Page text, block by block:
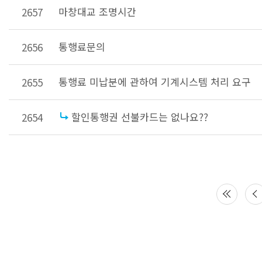
2657 마창대교 조명시간
2656 통행료문의
2655 통행료 미납분에 관하여 기계시스템 처리 요구
2654 할인통행권 선불카드는 없나요??
다음